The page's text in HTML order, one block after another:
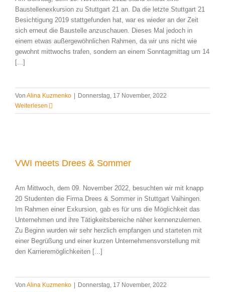
Baustellenexkursion zu Stuttgart 21 an. Da die letzte Stuttgart 21
Besichtigung 2019 stattgefunden hat, war es wieder an der Zeit
sich erneut die Baustelle anzuschauen. Dieses Mal jedoch in
einem etwas außergewöhnlichen Rahmen, da wir uns nicht wie
gewohnt mittwochs trafen, sondern an einem Sonntagmittag um 14
[...]
Von Alina Kuzmenko | Donnerstag, 17 November, 2022
Weiterlesen
VWI meets Drees & Sommer
Am Mittwoch, dem 09. November 2022, besuchten wir mit knapp
20 Studenten die Firma Drees & Sommer in Stuttgart Vaihingen.
Im Rahmen einer Exkursion, gab es für uns die Möglichkeit das
Unternehmen und ihre Tätigkeitsbereiche näher kennenzulernen.
Zu Beginn wurden wir sehr herzlich empfangen und starteten mit
einer Begrüßung und einer kurzen Unternehmensvorstellung mit
den Karrieremöglichkeiten [...]
Von Alina Kuzmenko | Donnerstag, 17 November, 2022